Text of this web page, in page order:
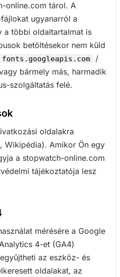
online.com tárol. A
ugyanarról a
a többi oldaltartalmat is
betöltésekor nem küld
fonts.googleapis.com /
bármely más, harmadik
szolgáltatás felé.
oldalakra
Wikipédia). Amikor Ön egy
a stopwatch-online.com
tájékoztatója lesz
mérésére a Google
4-et (GA4)
az eszköz- és
oldalakat, az